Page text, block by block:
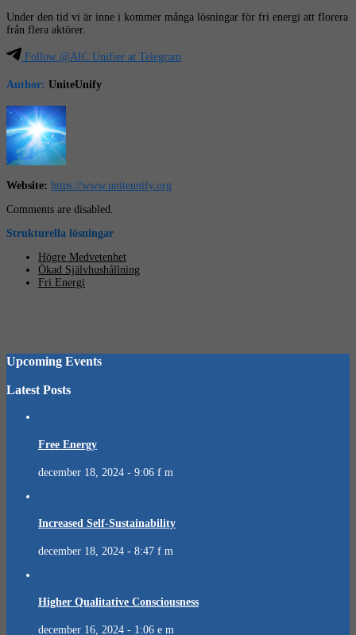
Under den tid vi är inne i kommer många lösningar för fri energi att florera
från flera aktörer.
Follow @AIC Unifier at Telegram
Author: UniteUnify
Website: https://www.uniteunify.org
Comments are disabled.
Strukturella lösningar
Högre Medvetenhet
Ökad Självhushållning
Fri Energi
Upcoming Events
Latest Posts
Free Energy
december 18, 2024 - 9:06 f m
Increased Self-Sustainability
december 18, 2024 - 8:47 f m
Higher Qualitative Consciousness
december 16, 2024 - 1:06 e m